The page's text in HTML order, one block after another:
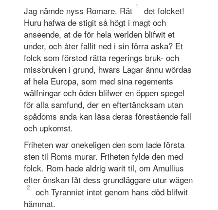
Jag nämde nyss Romare. Rät 1
det folcket!
Huru hafwa de stigit så högt i magt och
anseende, at de för hela werlden blifwit et
under, och åter fallit ned i sin förra aska? Et
folck som förstod rätta regerings bruk- och
missbruken i grund, hwars Lagar ännu wördas
af hela Europa, som med sina regements
wälfningar och öden blifwer en öppen spegel
för alla samfund, der en eftertäncksam utan
spådoms anda kan läsa deras förestående fall
och upkomst.
Friheten war onekeligen den som lade första
sten til Roms murar. Friheten fylde den med
folck. Rom hade aldrig warit til, om Amullius
efter önskan fåt dess grundläggare utur wägen
2
och Tyranniet intet genom hans död blifwit
hämmat.